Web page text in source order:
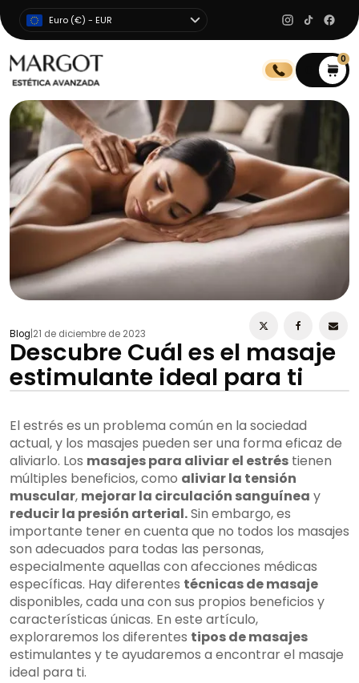
Euro (€) - EUR
0
Blog 21 de diciembre de 2023
Descubre Cuál es el masaje
estimulante ideal para ti
El estrés es un problema común en la sociedad
actual, y los masajes pueden ser una forma eficaz de
aliviarlo. Los masajes para aliviar el estrés tienen
múltiples beneficios, como aliviar la tensión
muscular, mejorar la circulación sanguínea y
reducir la presión arterial.Sin embargo, es
importante tener en cuenta que no todos los masajes
son adecuados para todas las personas,
especialmente aquellas con afecciones médicas
específicas. Hay diferentes técnicas de masaje
disponibles, cada una con sus propios beneficios y
características únicas. En este artículo,
exploraremos los diferentes tipos de masajes
estimulantes y te ayudaremos a encontrar el masaje
ideal para ti.